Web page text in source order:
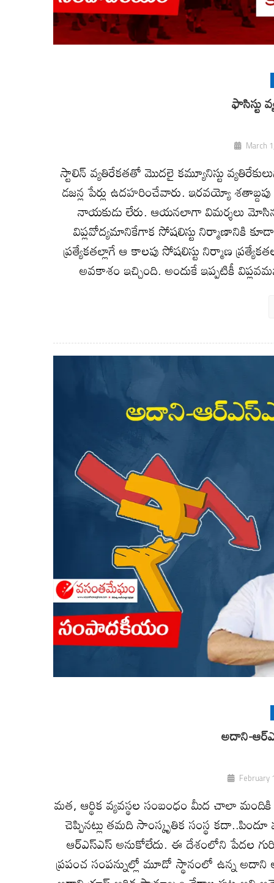
ఫాసిస్టు
March
స్టాలిన్‌ వ్యతిరేకతతో మొదలై కమ్యూనిస్టు
డజన్ల పేర్లు ఉదహరించేవారు. ఇరవయ్యో
నాయకుడు లేరు. ఆయనలాగా విమర్శలు
విప్లవోద్యమానికేగాక సోషలిస్టు నిర్మాణానికి
ప్రత్యేకతల్లాగే ఆ కాలపు సోషలిస్టు నిర్మాణ
అవకాశం ఇచ్చింది. అందుకే ఇప్పటికీ
అదాని-
February
మత, ఆర్థిక వ్యవస్థల సంబంధం మీద చాలా
చెప్పినట్లు తమది సాంస్కృతిక సంస్థ
ఆర్‌ఎస్‌ఎస్‌ అనుకోలేదు. ఈ దేశంలోని పేదల
ప్రపంచ సంపన్నుల్లో మూడో స్థానంలో ఉన్న అదాని